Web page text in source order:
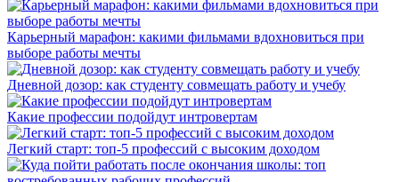
Карьерный марафон: какими фильмами вдохновиться при
выборе работы мечты
Дневной дозор: как студенту совмещать работу и учебу
Какие профессии подойдут интровертам
Легкий старт: топ-5 профессий с высоким доходом